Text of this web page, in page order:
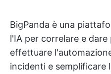
BigPanda è una
l'IA per correlare e
effettuare
incidenti e semplificare